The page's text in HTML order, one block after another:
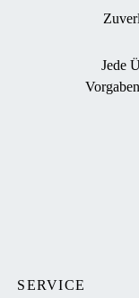
Jede
SERVICE